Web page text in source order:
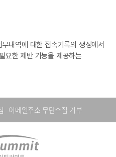
내역에 대한 접속기록의 생성에서
요한 제반 기능을 제공하는
이메일주소 무단수집 거부